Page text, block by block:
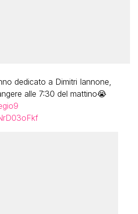
dedicato a Dimitri Iannone,
alle 7:30 del mattino😭